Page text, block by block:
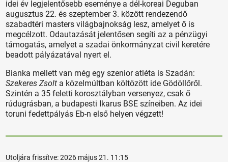
idei év legjelentősebb eseménye a dél-koreai Deguban
augusztus 22. és szeptember 3. között rendezendő
szabadtéri masters világbajnokság lesz, amelyet ő is
megcélzott. Odautazását jelentősen segíti az a pénzügyi
támogatás, amelyet a szadai önkormányzat civil keretére
beadott pályázatával nyert el.
Bianka mellett van még egy szenior atléta is Szadán:
Szekeres Zsolt a közelmúltban költözött ide Gödöllőről.
Szintén a 35 feletti korosztályban versenyez, csak ő
rúdugrásban, a budapesti Ikarus BSE színeiben. Az idei
toruni fedettpályás Eb-n első helyen végzett!
Utoljára frissítve:2026 május 21. 11:15